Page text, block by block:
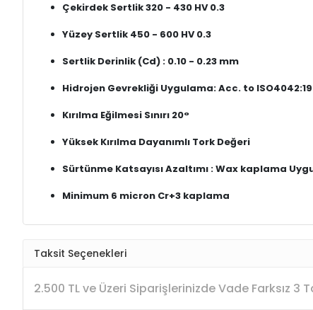
Çekirdek Sertlik 320 - 430 HV 0.3
Yüzey Sertlik 450 - 600 HV 0.3
Sertlik Derinlik (Cd) : 0.10 - 0.23 mm
Hidrojen Gevrekliği Uygulama: Acc. to
Kırılma Eğilmesi Sınırı 20°
Yüksek Kırılma Dayanımlı Tork Değeri
Sürtünme Katsayısı Azaltımı : Wax kaplama
Minimum 6 micron Cr+3 kaplama
Taksit Seçenekleri
2.500 TL ve Üzeri Siparişlerinizde Vade Farksız 3